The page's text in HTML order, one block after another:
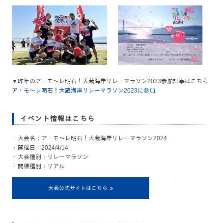
▼昨年のア・モ～レ明石！大蔵海岸リレーマラソン2023参加記事はこちら
ア・モ～レ明石！大蔵海岸リレーマラソン2023に参加
イベント情報はこちら
・大会名：ア・モ～レ明石！大蔵海岸リレーマラソン2024
・開催日：2024/4/14
・大会種別：リレーマラソン
・開催種別：リアル
大会公式サイトはこちら